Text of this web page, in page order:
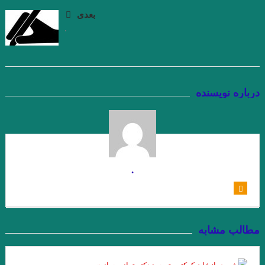
.مروری بر کتاب الف، نوشته‌ی خورخه لوئیس بورخس سید احسان
نگاهی فلسفی به داستان کوتاه “نقاشی ماریا” نوشته ی “میترا داور”.
“آکواریوم شماره ی چهار” از “میترا داور” قسمت هشتم . جواد
اسحاقیان
نوولت “سنگ یَشم” نوشته ی “مریم جهانی” / قسمت پنجم جواد
بعدی
.
درباره نویسنده
.
مطالب مشابه